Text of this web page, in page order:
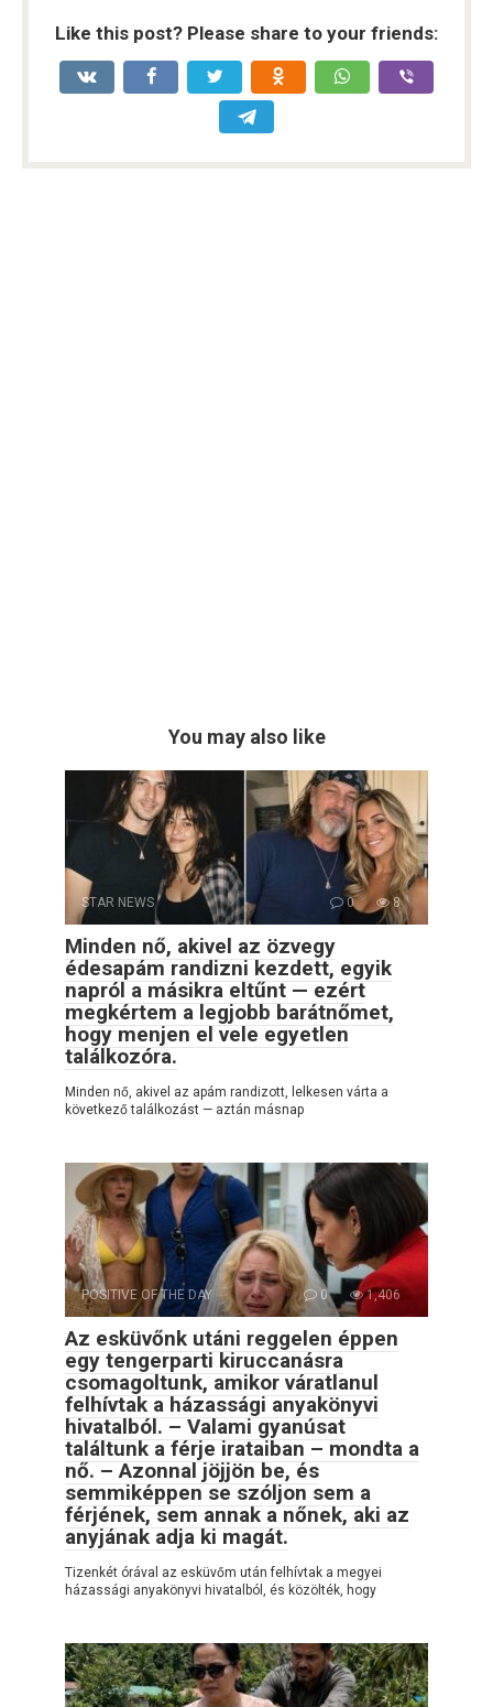
Like this post? Please share to your friends:
You may also like
STAR NEWS 0 8
Minden nő, akivel az özvegy
édesapám randizni kezdett, egyik
napról a másikra eltűnt — ezért
megkértem a legjobb barátnőmet,
hogy menjen el vele egyetlen
találkozóra.
Minden nő, akivel az apám randizott, lelkesen várta a
következő találkozást — aztán másnap
POSITIVE OF THE DAY 0 1,406
Az esküvőnk utáni reggelen éppen
egy tengerparti kiruccanásra
csomagoltunk, amikor váratlanul
felhívtak a házassági anyakönyvi
hivatalból. – Valami gyanúsat
találtunk a férje irataiban – mondta a
nő. – Azonnal jöjjön be, és
semmiképpen se szóljon sem a
férjének, sem annak a nőnek, aki az
anyjának adja ki magát.
Tizenkét órával az esküvőm után felhívtak a megyei
házassági anyakönyvi hivatalból, és közölték, hogy